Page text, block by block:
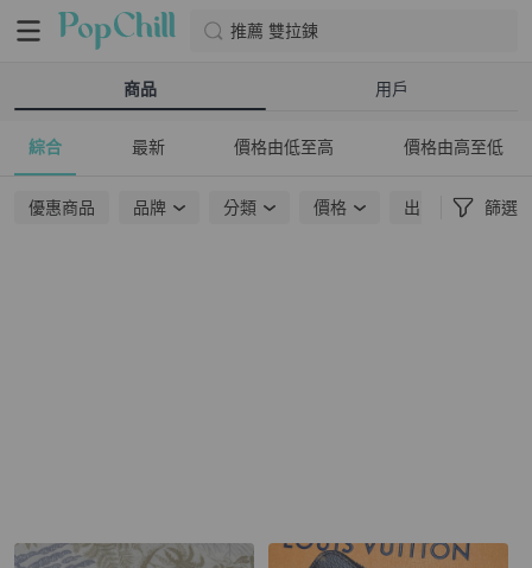
推薦 雙拉鍊
商品 用戶
綜合 最新 價格由低至高 價格由高至低
優惠商品 品牌 分類 價格 出貨地點 篩選